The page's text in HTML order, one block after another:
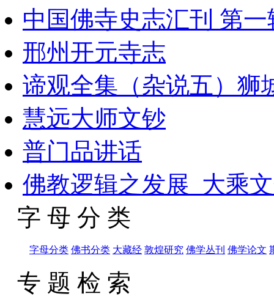
中国佛寺史志汇刊 第
邢州开元寺志
谛观全集（杂说五）狮
慧远大师文钞
普门品讲话
佛教逻辑之发展_大乘
字 母 分 类
字母分类 佛书分类 大藏经 敦煌研究 佛学丛刊 佛学论文
专 题 检 索